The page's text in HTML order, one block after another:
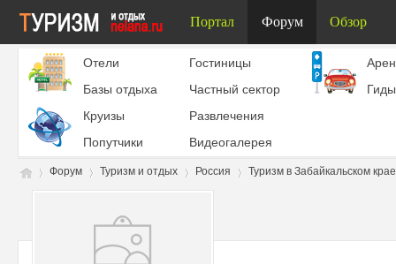
Портал Форум Обзор
Отели
Гостиницы
Базы отдыха
Частный сектор
Гиды
Круизы
Развлечения
Попутчики
Видеогалерея
Форум Туризм и отдых Россия Туризм в Забайкальском крае